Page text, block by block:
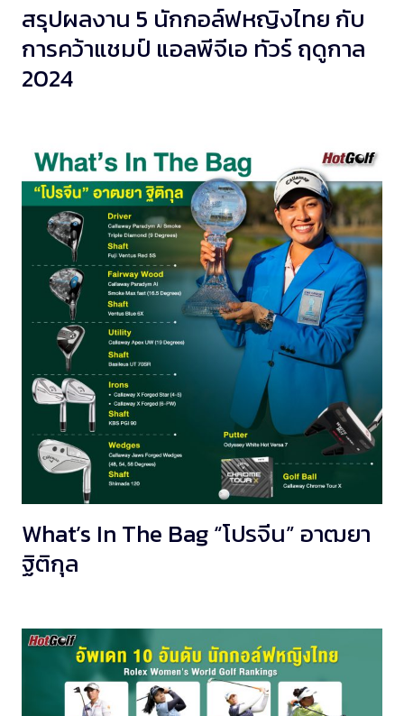
สรุปผลงาน 5 นักกอล์ฟหญิงไทย กับ
การคว้าแชมป์ แอลพีจีเอ ทัวร์ ฤดูกาล
2024
What’s In The Bag “โปรจีน” อาฒยา
ฐิติกุล